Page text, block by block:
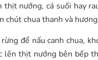
nướng, cá suối hay
chút chua thanh và
để nấu canh chua,
lên thịt nướng bên bếp